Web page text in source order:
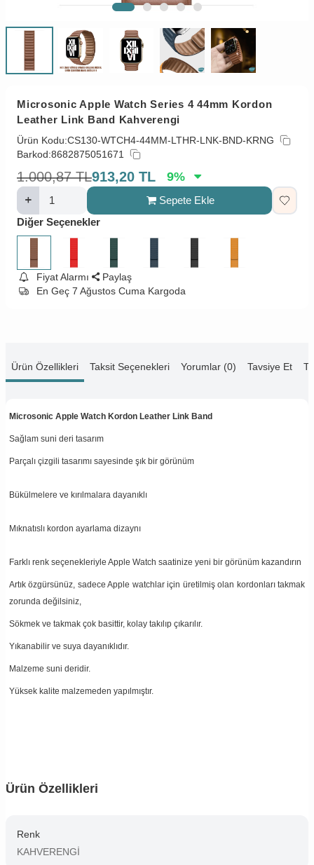
Microsonic Apple Watch Series 4 44mm Kordon
Leather Link Band Kahverengi
Ürün Kodu:CS130-WTCH4-44MM-LTHR-LNK-BND-KRNG
Barkod:8682875051671
1.000,87 TL913,20 TL 9%
Sepete Ekle
Diğer Seçenekler
Fiyat Alarmı
Paylaş
En Geç 7 Ağustos Cuma Kargoda
Ürün Özellikleri Taksit Seçenekleri Yorumlar (0) Tavsiye Et
Microsonic Apple Watch Kordon Leather Link Band
Sağlam suni deri tasarım
Parçalı çizgili tasarımı sayesinde şık bir görünüm
Bükülmelere ve kırılmalara dayanıklı
Mıknatıslı kordon ayarlama dizaynı
Farklı renk seçenekleriyle Apple Watch saatinize yeni bir görünüm kazandırın
Artık özgürsünüz, sadece Apple watchlar için üretilmiş olan kordonları takmak
zorunda değilsiniz,
Sökmek ve takmak çok basittir, kolay takılıp çıkarılır.
Yıkanabilir ve suya dayanıklıdır.
Malzeme suni deridir.
Yüksek kalite malzemeden yapılmıştır.
Ürün Özellikleri
Renk
KAHVERENGİ